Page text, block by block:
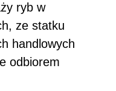
ryb w
ze statku
handlowych
odbiorem